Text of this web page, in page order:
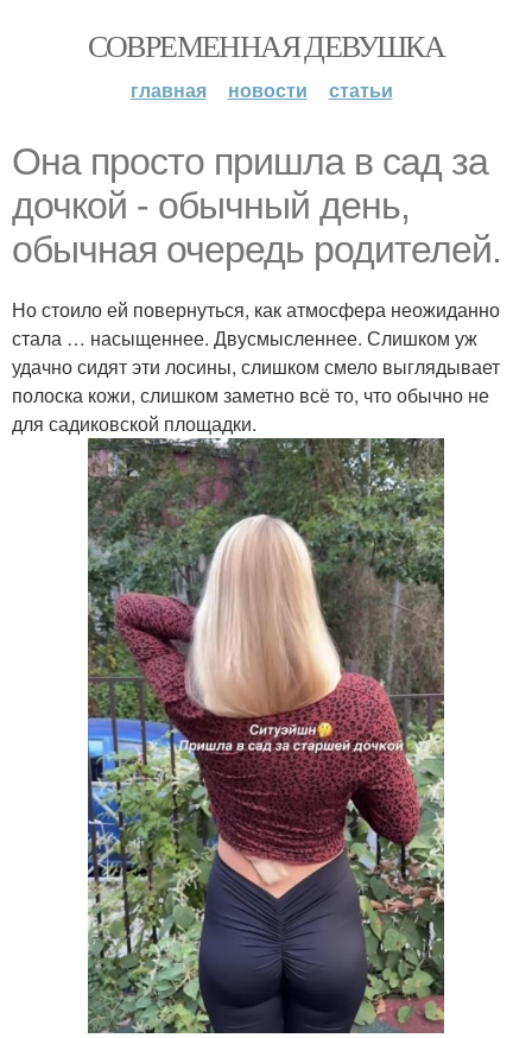
СОВРЕМЕННАЯ ДЕВУШКА
главная новости статьи
Она просто пришла в сад за
дочкой - обычный день,
обычная очередь родителей.
Но стоило ей повернуться, как атмосфера неожиданно
стала … насыщеннее. Двусмысленнее. Слишком уж
удачно сидят эти лосины, слишком смело выглядывает
полоска кожи, слишком заметно всё то, что обычно не
для садиковской площадки.